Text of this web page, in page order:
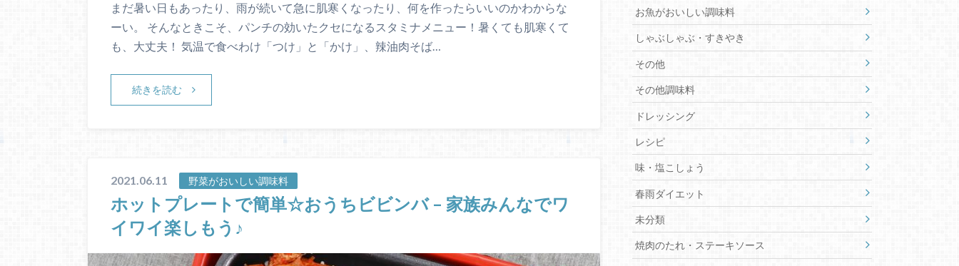
まだ暑い日もあったり、雨が続いて急に肌寒くなったり、何を作ったらいいのかわからな
ーい。 そんなときこそ、パンチの効いたクセになるスタミナメニュー！暑くても肌寒くて
も、大丈夫！ 気温で食べわけ「つけ」と「かけ」、辣油肉そば…
続きを読む
2021.06.11 野菜がおいしい調味料
ホットプレートで簡単☆おうちビビンバ – 家族みんなでワ
イワイ楽しもう♪
お魚がおいしい調味料
しゃぶしゃぶ・すきやき
その他
その他調味料
ドレッシング
レシピ
味・塩こしょう
春雨ダイエット
未分類
焼肉のたれ・ステーキソース